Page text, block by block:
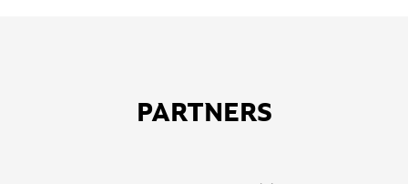
PARTNERS